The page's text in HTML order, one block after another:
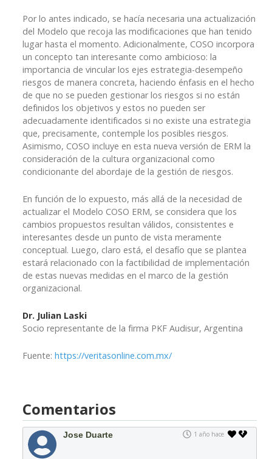
Por lo antes indicado, se hacía necesaria una actualización
del Modelo que recoja las modificaciones que han tenido
lugar hasta el momento. Adicionalmente, COSO incorpora
un concepto tan interesante como ambicioso: la
importancia de vincular los ejes estrategia-desempeño
riesgos de manera concreta, haciendo énfasis en el hecho
de que no se pueden gestionar los riesgos si no están
definidos los objetivos y estos no pueden ser
adecuadamente identificados si no existe una estrategia
que, precisamente, contemple los posibles riesgos.
Asimismo, COSO incluye en esta nueva versión de ERM la
consideración de la cultura organizacional como
condicionante del abordaje de la gestión de riesgos.
En función de lo expuesto, más allá de la necesidad de
actualizar el Modelo COSO ERM, se considera que los
cambios propuestos resultan válidos, consistentes e
interesantes desde un punto de vista meramente
conceptual. Luego, claro está, el desafío que se plantea
estará relacionado con la factibilidad de implementación
de estas nuevas medidas en el marco de la gestión
organizacional.
Dr. Julian Laski
Socio representante de la firma PKF Audisur, Argentina
Fuente: https://veritasonline.com.mx/
Comentarios
Jose Duarte 1 año hace